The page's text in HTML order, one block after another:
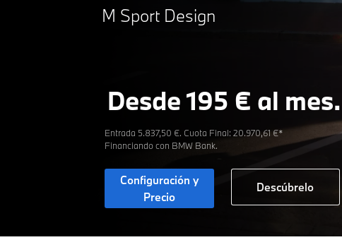
M Sport Design
Desde 195 € al mes.
Entrada 5.837,50 €. Cuota Final: 20.970,61 €* ​
Financiando con BMW Bank.​
Configuración y
Precio
Descúbrelo